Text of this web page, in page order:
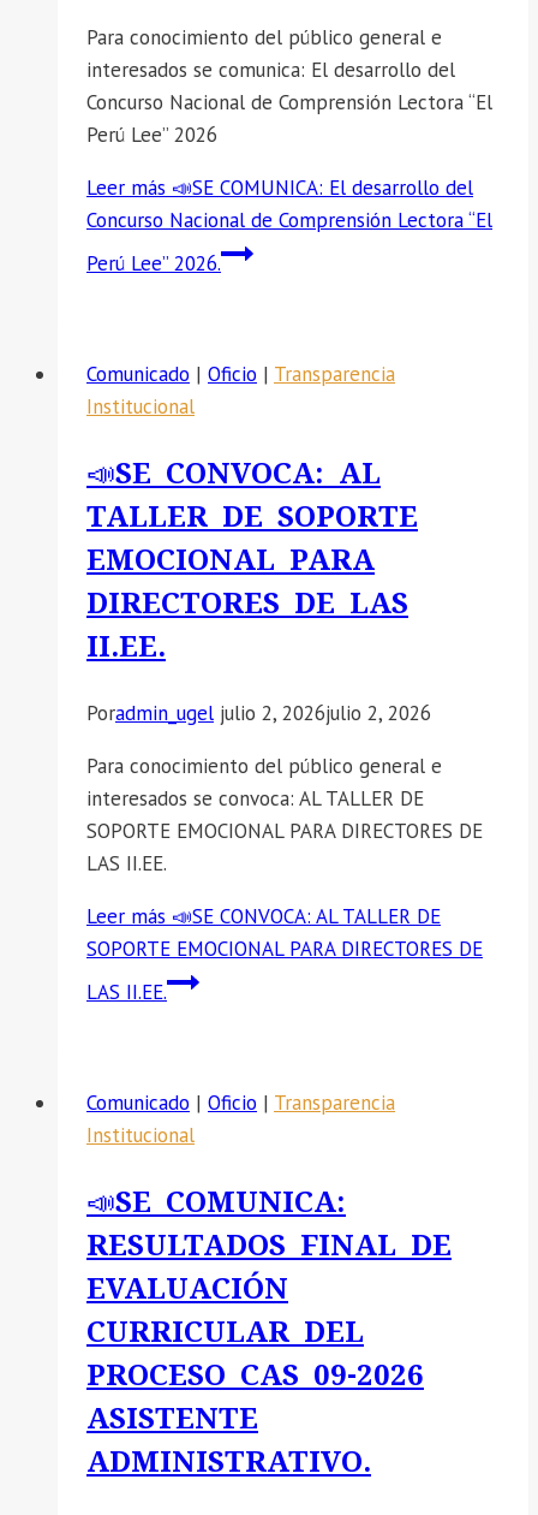
Para conocimiento del público general e
interesados se comunica: El desarrollo del
Concurso Nacional de Comprensión Lectora “El
Perú Lee” 2026
Leer más 📣SE COMUNICA: El desarrollo del
Concurso Nacional de Comprensión Lectora “El
Perú Lee” 2026.
Comunicado | Oficio | Transparencia
Institucional
📣SE CONVOCA: AL
TALLER DE SOPORTE
EMOCIONAL PARA
DIRECTORES DE LAS
II.EE.
Poradmin_ugel julio 2, 2026julio 2, 2026
Para conocimiento del público general e
interesados se convoca: AL TALLER DE
SOPORTE EMOCIONAL PARA DIRECTORES DE
LAS II.EE.
Leer más 📣SE CONVOCA: AL TALLER DE
SOPORTE EMOCIONAL PARA DIRECTORES DE
LAS II.EE.
Comunicado | Oficio | Transparencia
Institucional
📣SE COMUNICA:
RESULTADOS FINAL DE
EVALUACIÓN
CURRICULAR DEL
PROCESO CAS 09-2026
ASISTENTE
ADMINISTRATIVO.